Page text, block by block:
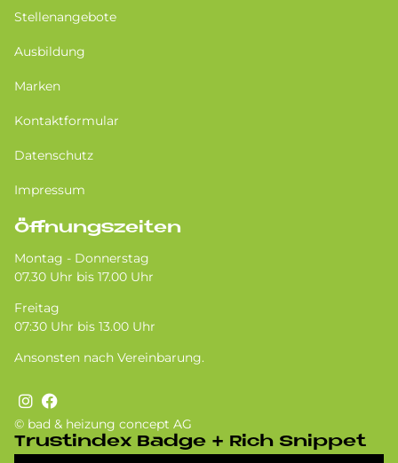
© bad & heizung concept AG
Tru­st­in­dex Badge + Rich Snip­pet
Stellenangebote
Ausbildung
Marken
Kontaktformular
Datenschutz
Impressum
Öffnungszeiten
Montag - Donnerstag
07.30 Uhr bis 17.00 Uhr
Freitag
07:30 Uhr bis 13.00 Uhr
Ansonsten nach Vereinbarung.